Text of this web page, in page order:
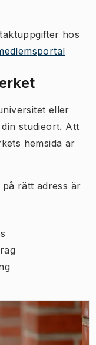
hos
eller
studieort. Att
hemsida är
rätt adress är